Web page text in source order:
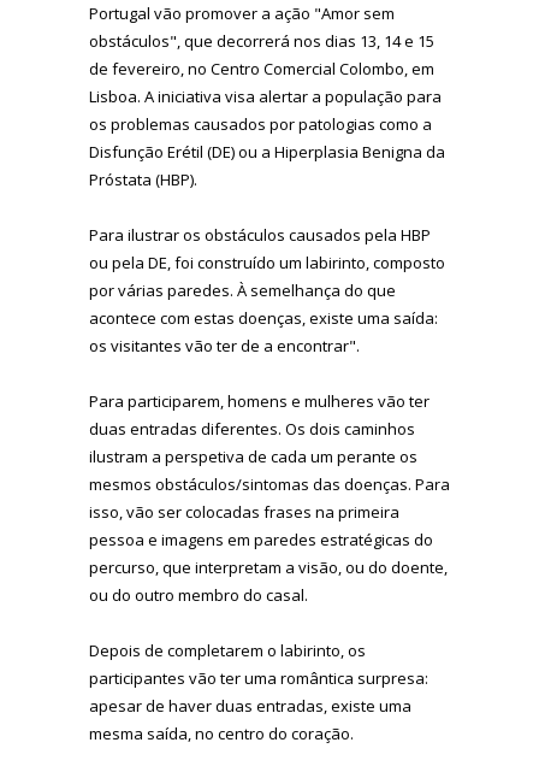
Portugal vão promover a ação "Amor sem
obstáculos", que decorrerá nos dias 13, 14 e 15
de fevereiro, no Centro Comercial Colombo, em
Lisboa. A iniciativa visa alertar a população para
os problemas causados por patologias como a
Disfunção Erétil (DE) ou a Hiperplasia Benigna da
Próstata (HBP).
Para ilustrar os obstáculos causados pela HBP
ou pela DE, foi construído um labirinto, composto
por várias paredes. À semelhança do que
acontece com estas doenças, existe uma saída:
os visitantes vão ter de a encontrar".
Para participarem, homens e mulheres vão ter
duas entradas diferentes. Os dois caminhos
ilustram a perspetiva de cada um perante os
mesmos obstáculos/sintomas das doenças. Para
isso, vão ser colocadas frases na primeira
pessoa e imagens em paredes estratégicas do
percurso, que interpretam a visão, ou do doente,
ou do outro membro do casal.
Depois de completarem o labirinto, os
participantes vão ter uma romântica surpresa:
apesar de haver duas entradas, existe uma
mesma saída, no centro do coração.